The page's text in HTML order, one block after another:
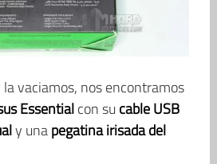
vaciamos, nos encontramos
Essentialcon su cable USB
y unapegatina irisada del